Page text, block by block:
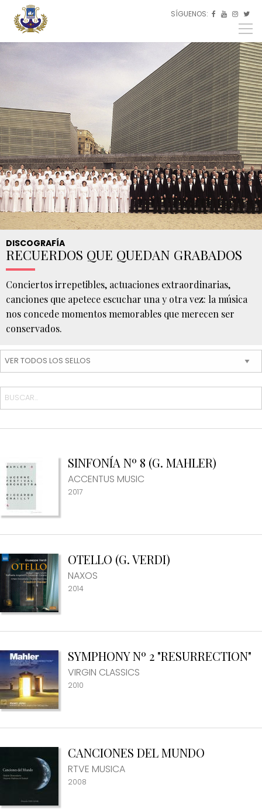
Pasar al contenido principal
SÍGUENOS:   
EU
EN
DISCOGRAFÍA
RECUERDOS QUE QUEDAN GRABADOS
Conciertos irrepetibles, actuaciones extraordinarias,
canciones que apetece escuchar una y otra vez: la música
nos concede momentos memorables que merecen ser
conservados.
Usted
está
aquí
ORFEÓN
SINFONÍA Nº 8 (G. MAHLER)
ACCENTUS MUSIC
2017
OTELLO (G. VERDI)
NAXOS
2014
SYMPHONY Nº 2 "RESURRECTION"
VIRGIN CLASSICS
2010
CANCIONES DEL MUNDO
RTVE MUSICA
2008